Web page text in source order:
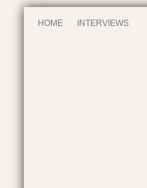
HOME INTERVIEWS